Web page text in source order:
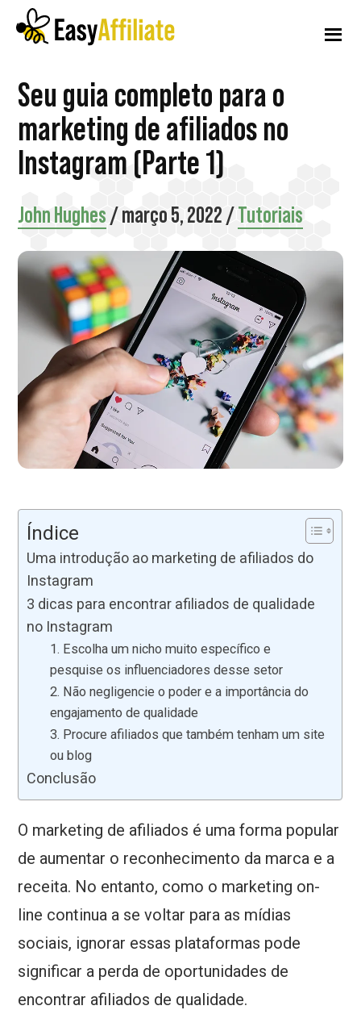
para
principal
para
lateral
principal
para
Menu
adicional
Afiliado
fácil
Inicie
um
programa
em
seu
site
WordPress
Seu guia completo para o
marketing de afiliados no
Instagram (Parte 1)
John Hughes/março 5, 2022/Tutoriais
Índice
Uma introdução ao marketing de afiliados do
Instagram
3 dicas para encontrar afiliados de qualidade
no Instagram
1. Escolha um nicho muito específico e
pesquise os influenciadores desse setor
2. Não negligencie o poder e a importância do
engajamento de qualidade
3. Procure afiliados que também tenham um site
ou blog
Conclusão
O marketing de afiliados é uma forma popular
de aumentar o reconhecimento da marca e a
receita. No entanto, como o marketing on-
line continua a se voltar para as mídias
sociais, ignorar essas plataformas pode
significar a perda de oportunidades de
encontrar afiliados de qualidade.